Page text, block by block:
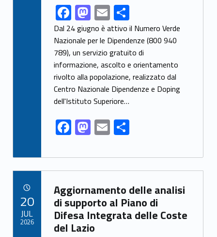
Link identifier share facebook archive #share-link-archive-43994F
ac
e
b
o
o
k
M
as
to
d
o
n
E
m
ai
l
S
h
ar
e
Dal 24 giugno è attivo il Numero Verde
Nazionale per le Dipendenze (800 940
789), un servizio gratuito di
informazione, ascolto e orientamento
rivolto alla popolazione, realizzato dal
Centro Nazionale Dipendenze e Doping
dell'Istituto Superiore…
F
ac
e
b
o
o
k
M
as
to
d
o
n
E
m
ai
l
S
ar
e
Link identifier archive #link-archive-77618
Aggiornamento delle analisi
di supporto al Piano di
Difesa Integrata delle Coste
del Lazio
20
JUL
2026